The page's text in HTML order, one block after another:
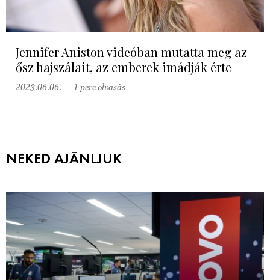
Jennifer Aniston videóban mutatta meg az
ősz hajszálait, az emberek imádják érte
2023.06.06. 1 perc olvasás
NEKED AJÁNLJUK